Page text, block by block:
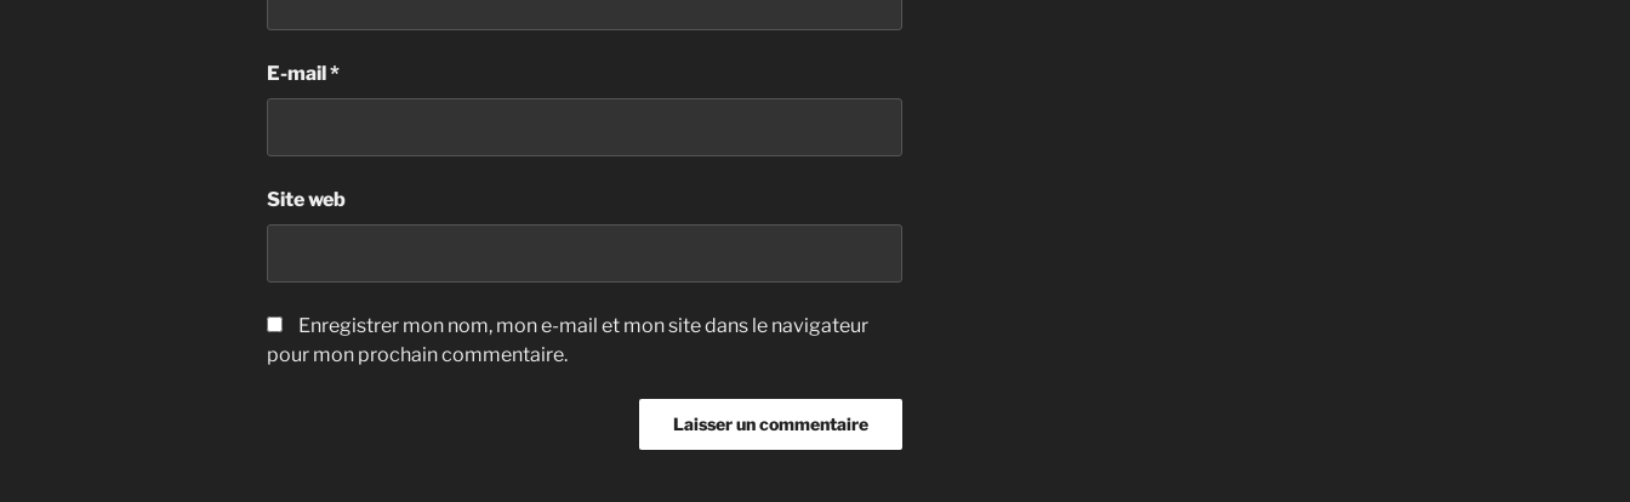
E-mail*
Site web
Enregistrer mon nom, mon e-mail et mon site dans le navigateur
pour mon prochain commentaire.